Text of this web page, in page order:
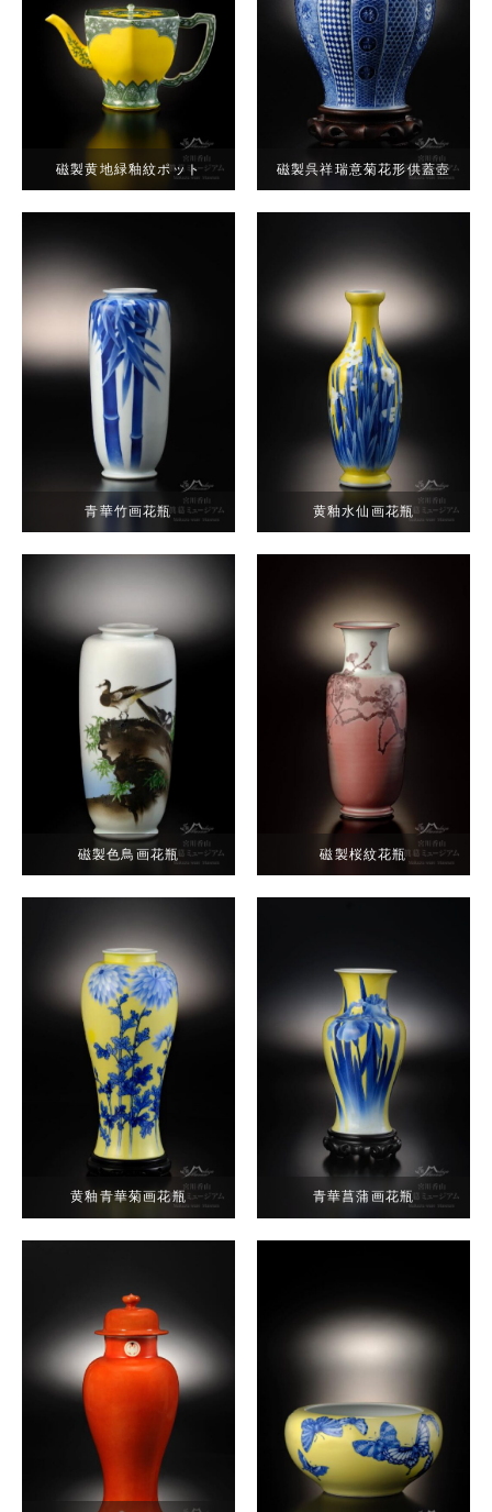
磁製黄地緑釉紋ポット 磁製呉祥瑞意菊花形供蓋壺
青華竹画花瓶 黄釉水仙画花瓶
磁製色鳥画花瓶 磁製桜紋花瓶
黄釉青華菊画花瓶 青華菖蒲画花瓶